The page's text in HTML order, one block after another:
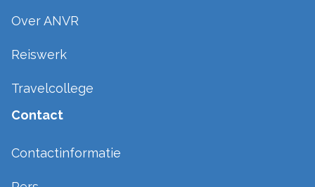
Over ANVR
Reiswerk
Travelcollege
Contact
Contactinformatie